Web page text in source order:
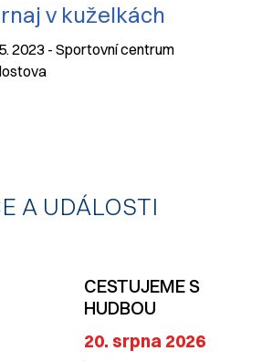
v kuželkách
2023 - Sportovní centrum
A UDÁLOSTI
CESTUJEME S
HUDBOU
20. srpna 2026